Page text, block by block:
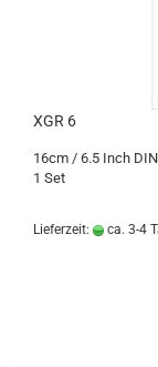
XGR 6
16cm / 6.5 Inch DIN
1 Set
Lieferzeit: ca. 3-4